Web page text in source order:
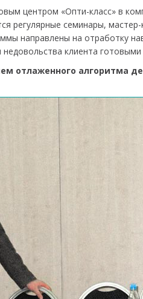
центром «Опти-класс» в
регулярные семинары,
направлены на отработку
клиента
отлаженного алгоритма